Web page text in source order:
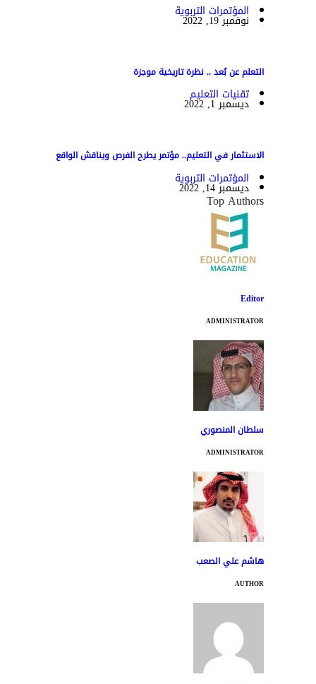
المؤتمرات التربوية
نوفمبر 19, 2022
التعلم عن بُعد .. نظرة تاريخية موجزة
تقنيات التعليم
ديسمبر 1, 2022
الاستثمار في التعليم.. مؤتمر يطرح الفرص ويناقش الواقع
المؤتمرات التربوية
ديسمبر 14, 2022
Top Authors
Editor
ADMINISTRATOR
سلطان المنصوري
ADMINISTRATOR
هاشم علي الصعب
AUTHOR